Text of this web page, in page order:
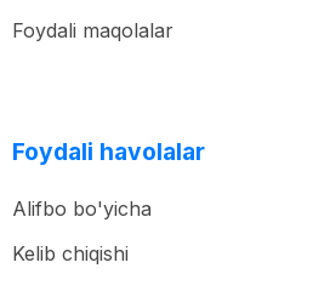
Foydali maqolalar
Foydali havolalar
Alifbo bo'yicha
Kelib chiqishi